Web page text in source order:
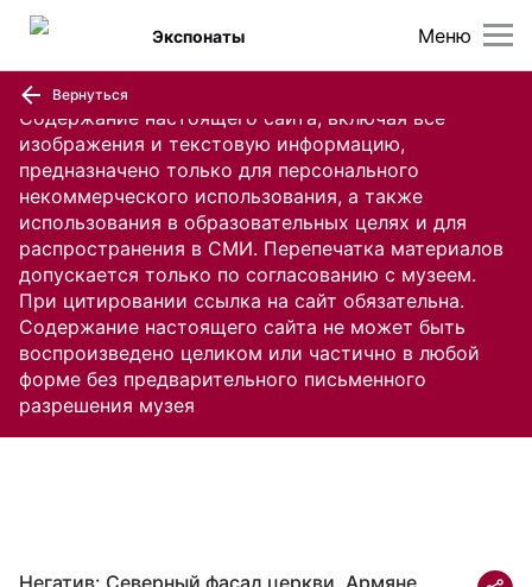
Содержание настоящего сайта, включая все
изображения и текстовую информацию,
предназначено только для персонального
некоммерческого использования, а также
использования в образовательных целях и для
распространения в СМИ. Перепечатка материалов
допускается только по согласованию с музеем.
При цитировании ссылка на сайт обязательна.
Содержание настоящего сайта не может быть
воспроизведено целиком или частично в любой
форме без предварительного письменного
разрешения музея
Меню
Экспонаты
Вернуться
Негатив: Северный фасад церкви. Армяне